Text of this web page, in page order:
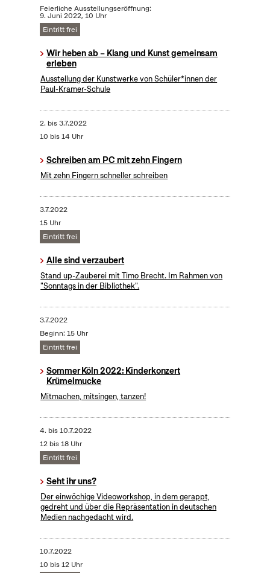
Feierliche Ausstellungseröffnung:
9. Juni 2022, 10 Uhr
Eintritt frei
Wir heben ab – Klang und Kunst gemeinsam
erleben
Ausstellung der Kunstwerke von Schüler*innen der
Paul-Kramer-Schule
2. bis3.7.2022
10 bis 14 Uhr
Schreiben am PC mit zehn Fingern
Mit zehn Fingern schneller schreiben
3.7.2022
15 Uhr
Eintritt frei
Alle sind verzaubert
Stand up-Zauberei mit Timo Brecht. Im Rahmen von
"Sonntags in der Bibliothek".
3.7.2022
Beginn: 15 Uhr
Eintritt frei
Sommer Köln 2022: Kinderkonzert
Krümelmucke
Mitmachen, mitsingen, tanzen!
4. bis10.7.2022
12 bis 18 Uhr
Eintritt frei
Seht ihr uns?
Der einwöchige Videoworkshop, in dem gerappt,
gedreht und über die Repräsentation in deutschen
Medien nachgedacht wird.
10.7.2022
10 bis 12 Uhr